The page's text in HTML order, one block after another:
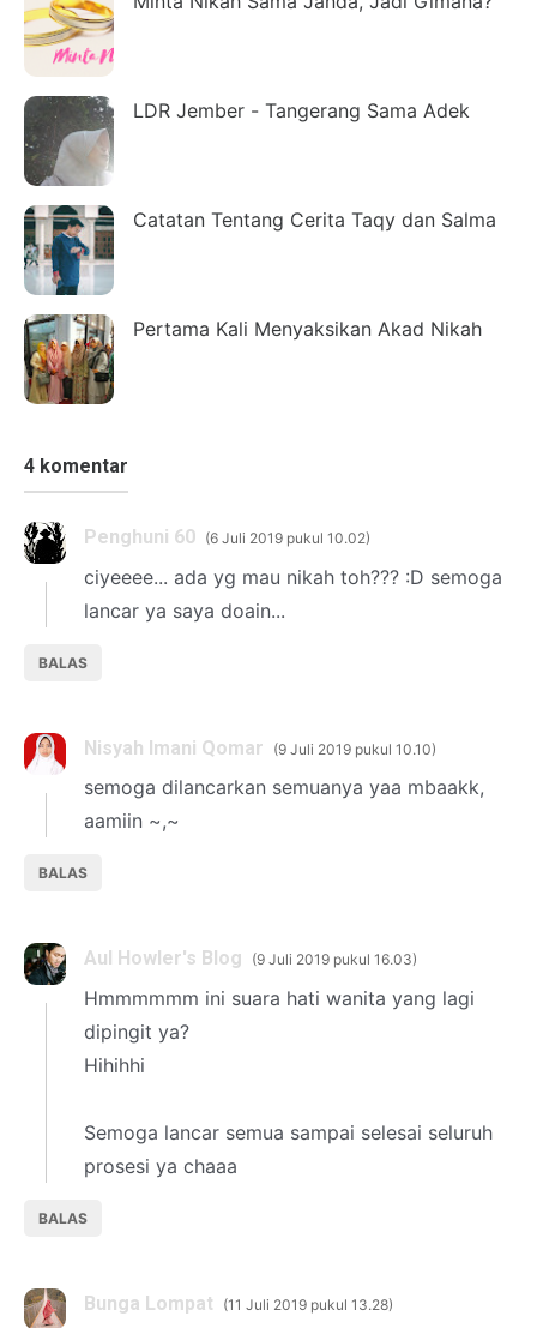
LDR Jember - Tangerang Sama Adek
Catatan Tentang Cerita Taqy dan Salma
Pertama Kali Menyaksikan Akad Nikah
4 komentar
Penghuni 60 6 Juli 2019 pukul 10.02
ciyeeee... ada yg mau nikah toh??? :D semoga
lancar ya saya doain...
BALAS
Nisyah Imani Qomar 9 Juli 2019 pukul 10.10
semoga dilancarkan semuanya yaa mbaakk,
aamiin ~,~
BALAS
Aul Howler's Blog 9 Juli 2019 pukul 16.03
Hmmmmmm ini suara hati wanita yang lagi
dipingit ya?
Hihihhi
Semoga lancar semua sampai selesai seluruh
prosesi ya chaaa
BALAS
Bunga Lompat 11 Juli 2019 pukul 13.28